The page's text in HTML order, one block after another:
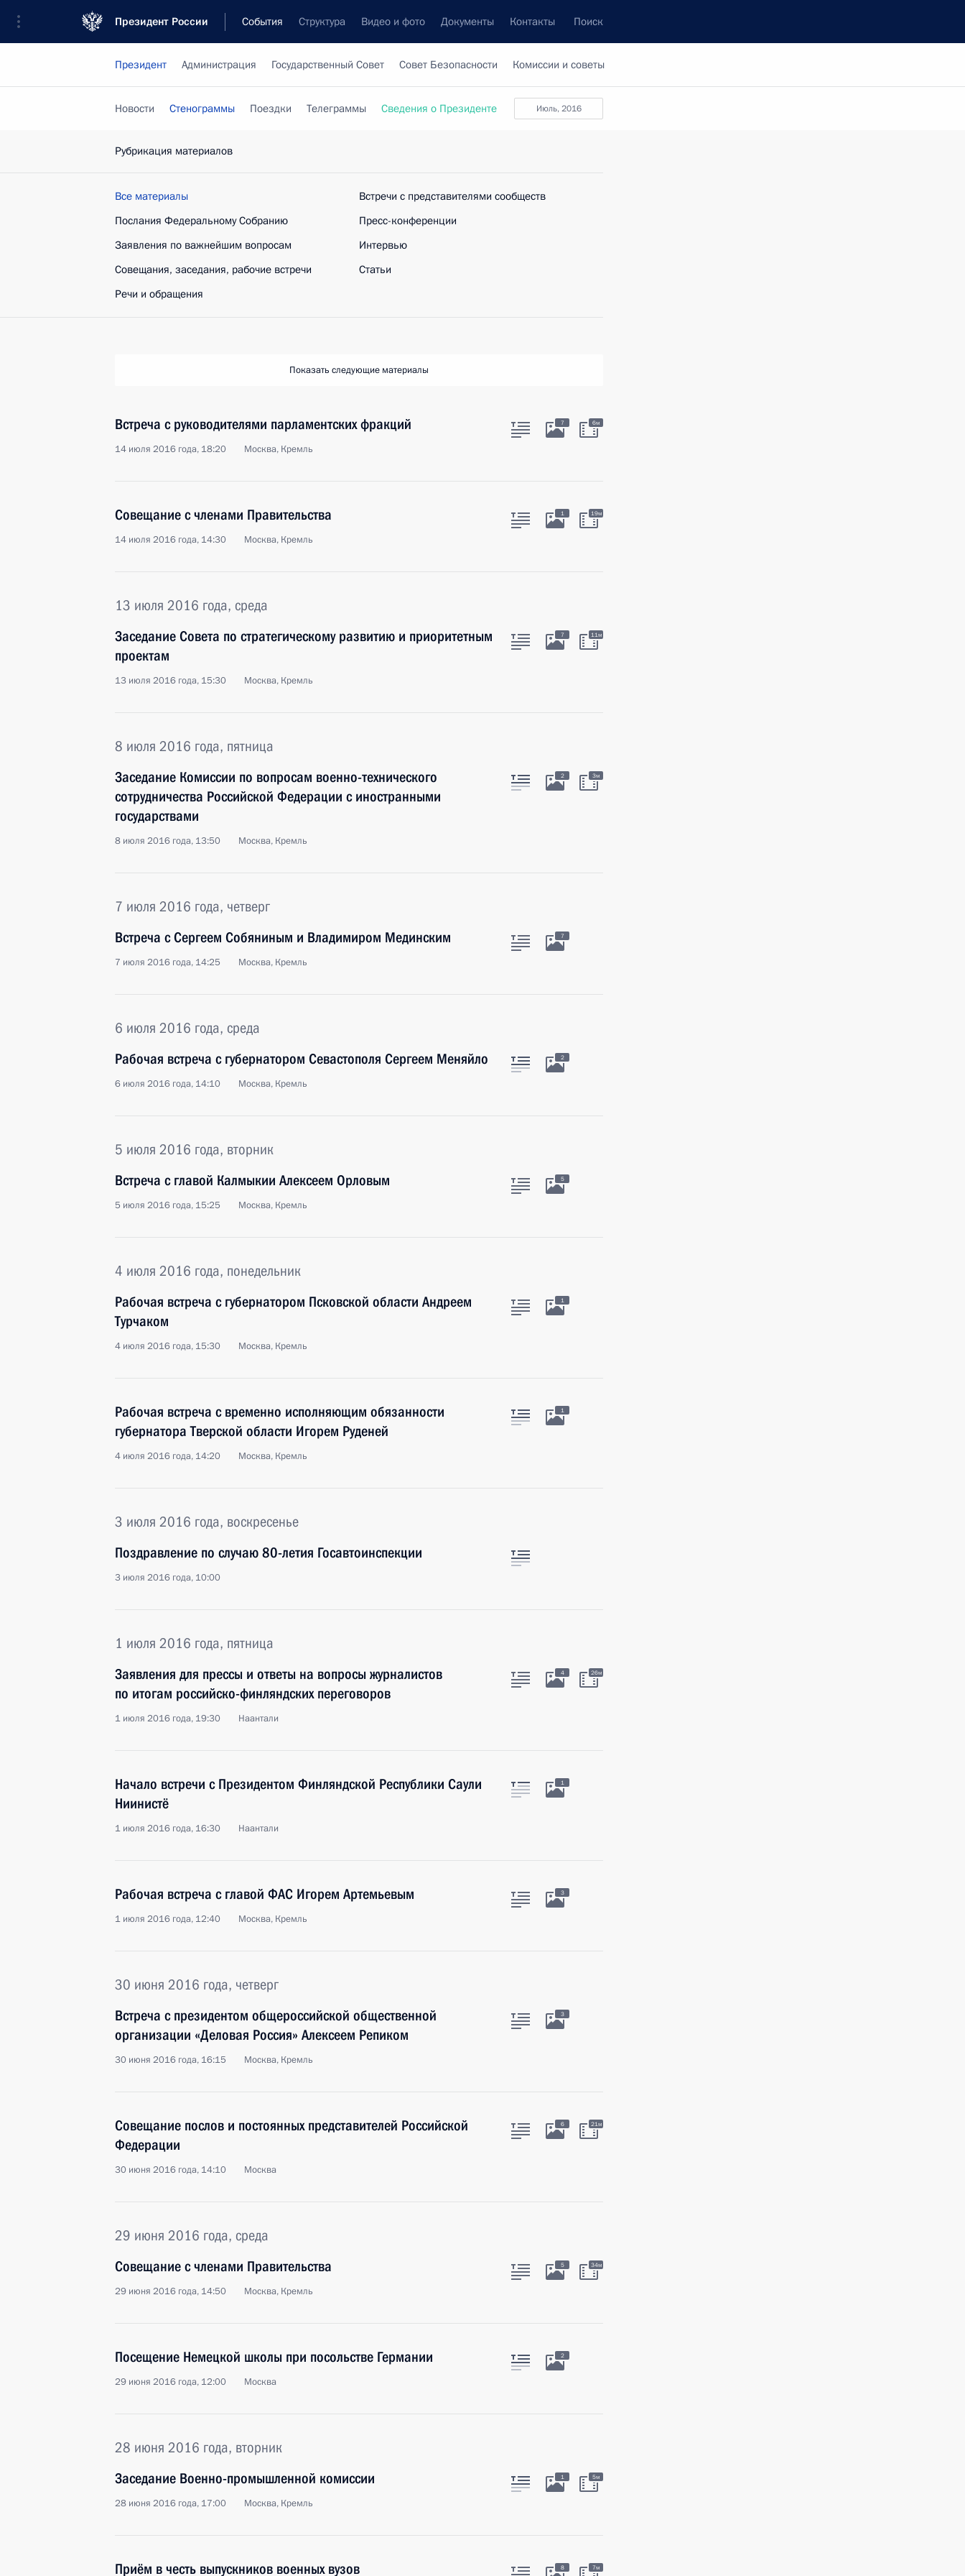
Президент России События Структура Видео и фото Документы Контакты Поиск
Президент Администрация Государственный Совет Совет Безопасности Комиссии и советы
июль, 2016
Новости Стенограммы Поездки Телеграммы Сведения о Президенте
Рубрикация материалов
Все материалы
Послания Федеральному Собранию
Заявления по важнейшим вопросам
Совещания, заседания, рабочие встречи
Речи и обращения
Встречи с представителями сообществ
Пресс-конференции
Интервью
Статьи
Показать следующие материалы
Встреча с руководителями парламентских фракций
14 июля 2016 года, 18:20 Москва, Кремль
7 6м
Совещание с членами Правительства
14 июля 2016 года, 14:30 Москва, Кремль
1 19м
13 июля 2016 года, среда
Заседание Совета по стратегическому развитию и приоритетным
проектам
13 июля 2016 года, 15:30 Москва, Кремль
7 11м
8 июля 2016 года, пятница
Заседание Комиссии по вопросам военно-технического
сотрудничества Российской Федерации с иностранными
государствами
8 июля 2016 года, 13:50 Москва, Кремль
2 3м
7 июля 2016 года, четверг
Встреча с Сергеем Собяниным и Владимиром Мединским
7 июля 2016 года, 14:25 Москва, Кремль
7
6 июля 2016 года, среда
Рабочая встреча с губернатором Севастополя Сергеем Меняйло
6 июля 2016 года, 14:10 Москва, Кремль
2
5 июля 2016 года, вторник
Встреча с главой Калмыкии Алексеем Орловым
5 июля 2016 года, 15:25 Москва, Кремль
5
4 июля 2016 года, понедельник
Рабочая встреча с губернатором Псковской области Андреем
Турчаком
4 июля 2016 года, 15:30 Москва, Кремль
1
Рабочая встреча с временно исполняющим обязанности
губернатора Тверской области Игорем Руденей
4 июля 2016 года, 14:20 Москва, Кремль
1
3 июля 2016 года, воскресенье
Поздравление по случаю 80-летия Госавтоинспекции
3 июля 2016 года, 10:00
1 июля 2016 года, пятница
Заявления для прессы и ответы на вопросы журналистов
по итогам российско-финляндских переговоров
1 июля 2016 года, 19:30 Наантали
4 26м
Начало встречи с Президентом Финляндской Республики Саули
Ниинистё
1 июля 2016 года, 16:30 Наантали
1
Рабочая встреча с главой ФАС Игорем Артемьевым
1 июля 2016 года, 12:40 Москва, Кремль
3
30 июня 2016 года, четверг
Встреча с президентом общероссийской общественной
организации «Деловая Россия» Алексеем Репиком
30 июня 2016 года, 16:15 Москва, Кремль
3
Совещание послов и постоянных представителей Российской
Федерации
30 июня 2016 года, 14:10 Москва
6 21м
29 июня 2016 года, среда
Совещание с членами Правительства
29 июня 2016 года, 14:50 Москва, Кремль
5 34м
Посещение Немецкой школы при посольстве Германии
29 июня 2016 года, 12:00 Москва
2
28 июня 2016 года, вторник
Заседание Военно-промышленной комиссии
28 июня 2016 года, 17:00 Москва, Кремль
1 5м
Приём в честь выпускников военных вузов 8 7м